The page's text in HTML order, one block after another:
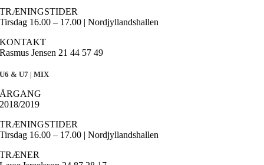
TRÆNINGSTIDER
Tirsdag 16.00 – 17.00 | Nordjyllandshallen
KONTAKT
Rasmus Jensen 21 44 57 49
U6 & U7 | MIX
ÅRGANG
2018/2019
TRÆNINGSTIDER
Tirsdag 16.00 – 17.00 | Nordjyllandshallen
TRÆNER